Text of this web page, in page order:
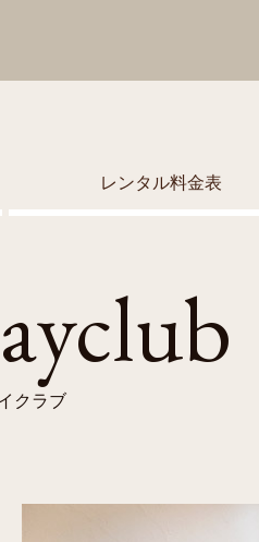
レンタル料金表
ayclub
クラブ